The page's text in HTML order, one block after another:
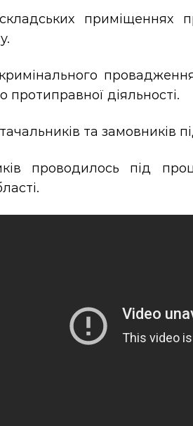
приміщеннях
протиправної діяльності.
та замовників
проводилось під